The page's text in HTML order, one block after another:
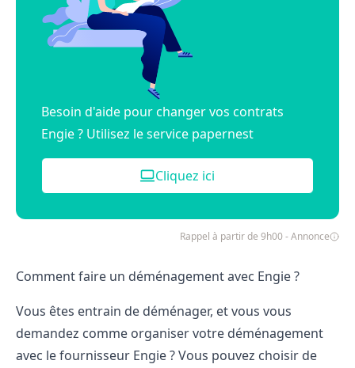
Besoin d'aide pour changer vos contrats
Engie ? Utilisez le service papernest
Cliquez ici
Rappel à partir de 9h00 - Annonce
Comment faire un déménagement avec Engie ?
Vous êtes entrain de déménager, et vous vous
demandez comme organiser votre déménagement
avec le fournisseur Engie? Vous pouvez choisir de